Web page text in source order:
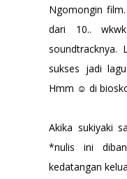
Ngomongin
dari 10..
soundtracknya.
sukses jadi
Hmm ☺ di
Akika sukiyaki
*nulis ini
kedatangan